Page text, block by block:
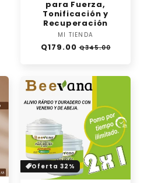
para Fuerza,
Tonificación y
Recuperación
Proveedor:
MI TIENDA
Precio
Q179.00 Precio
Q345.00
Oferta 32%